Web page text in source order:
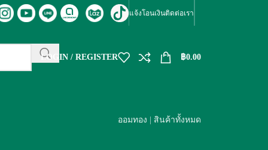
แจ้งโอนเงินติดต่อเรา
LOGIN / REGISTER ฿0.00
ออมทอง | สินค้าทั้งหมด